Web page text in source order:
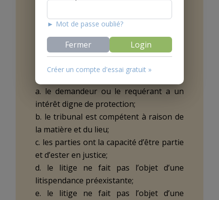
satisfont aux conditions de recevabilité
de l’action.
2 Ces conditions sont notamment les
suivantes:
a. le demandeur ou le requérant a un
intérêt digne de protection;
b. le tribunal est compétent à raison de
la matière et du lieu;
c. les parties ont la capacité d’être partie
et d’ester en justice;
d. le litige ne fait pas l’objet d’une
litispendance préexistante;
e. le litige ne fait pas l’objet d’une
► Mot de passe oublié?
Fermer Login
Créer un compte d'essai gratuit »